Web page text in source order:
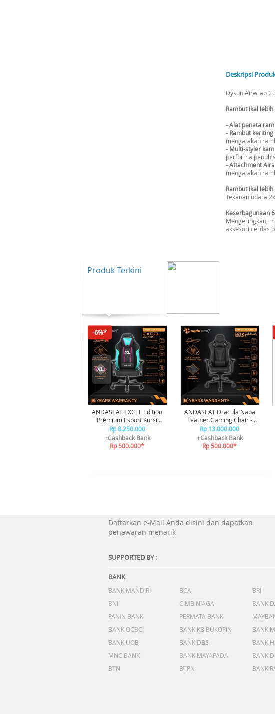
Deskripsi
Dyson Airwrap
Rambut ikal
- Alat penata
- Rambut
mengatakan
- Multi-styler
performa penuh
- Attachment
mengatakan
Rambut ikal
Tekanan udara
Keserbagunaan
Mengeringkan,
aksesori cerdas
Produk Terkini
-6%*
ANDASEAT EXCEL Edition
Premium Esport Kursi
Gaming Chair
Rp 8.250.000
+Cashback Bank
Rp 500.000*
ANDASEAT Dracula Napa
Leather Gaming Chair -
Black
Rp 13.000.000
+Cashback Bank
Rp 500.000*
Daftarkan e-Mail Anda disini dan dapatkan
penawaran menarik
SUPPORTED BY :
BANK
BANK MANDIRI BCA
BRI
BNI
CIMB NIAGA
BANK
PANIN BANK
PERMATA BANK
BANK OCBC
BANK KB BUKOPIN
BANK
BANK UOB
BANK DBS
BANK
MNC BANK
BANK MAYAPADA
BANK
BTN
BTPN BANK